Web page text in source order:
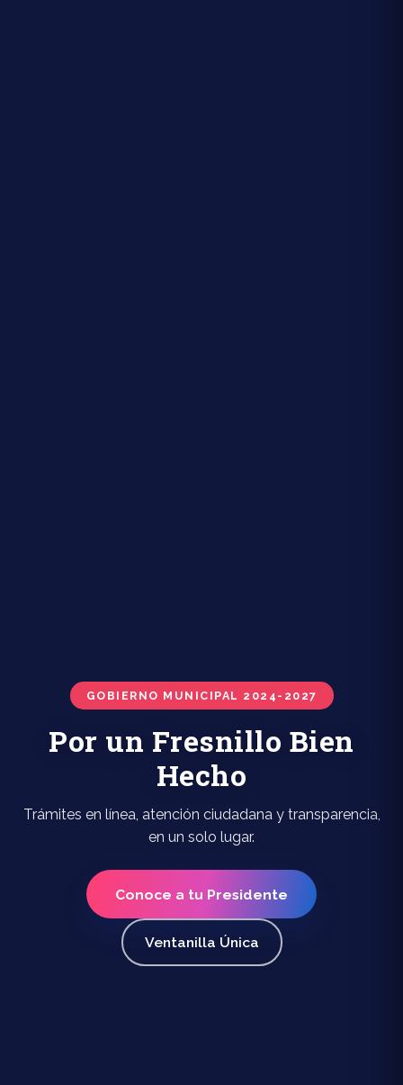
GOBIERNO MUNICIPAL 2024-2027
Por un Fresnillo Bien
Hecho
Trámites en línea, atención ciudadana y transparencia,
en un solo lugar.
Conoce a tu Presidente
Ventanilla Única